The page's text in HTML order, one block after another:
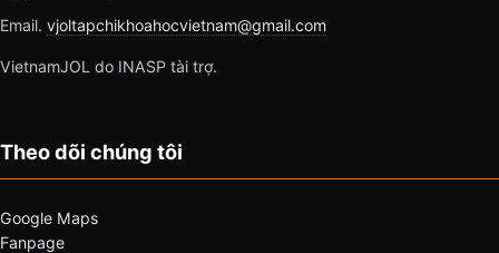
Email. vjoltapchikhoahocvietnam@gmail.com
VietnamJOL do INASP tài trợ.
Theo dõi chúng tôi
Google Maps
Fanpage